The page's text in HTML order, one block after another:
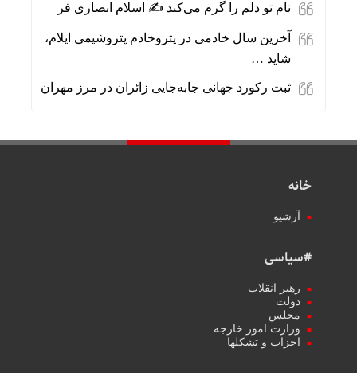
نام تو دلم را گرم می‌کند ✍️ اسلام انصاری فر
آخرین سال خادمی در پتروخادم پتروشیمی ایلام،
شاید …
ثبت رکورد جهانی جابه‌جایی زائران در مرز مهران
خانه
آرشیو
#سیاسی
رهبر انقلاب
دولت
مجلس
وزارت امور خارجه
احزاب و تشکلها